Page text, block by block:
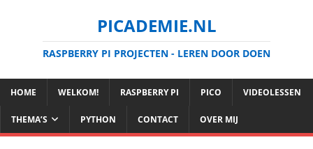
PICADEMIE.NL
RASPBERRY PI PROJECTEN - LEREN DOOR DOEN
HOME WELKOM! RASPBERRY PI PICO VIDEOLESSEN
THEMA’S PYTHON CONTACT OVER MIJ